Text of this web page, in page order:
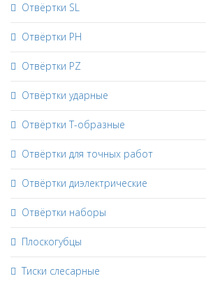
Отвёртки SL
Отвёртки PH
Отвёртки PZ
Отвёртки ударные
Отвёртки Т-образные
Отвёртки для точных работ
Отвёртки диэлектрические
Отвёртки наборы
Плоскогубцы
Тиски слесарные